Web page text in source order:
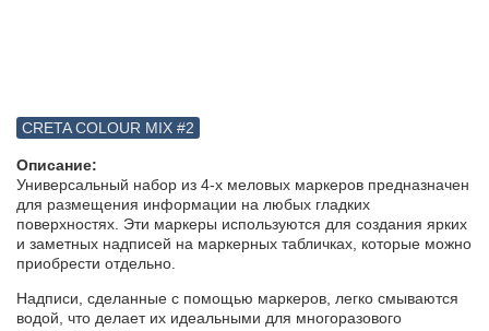
CRETA COLOUR MIX #2
Описание:
Универсальный набор из 4-х меловых маркеров предназначен
для размещения информации на любых гладких
поверхностях. Эти маркеры используются для создания ярких
и заметных надписей на маркерных табличках, которые можно
приобрести отдельно.
Надписи, сделанные с помощью маркеров, легко смываются
водой, что делает их идеальными для многоразового